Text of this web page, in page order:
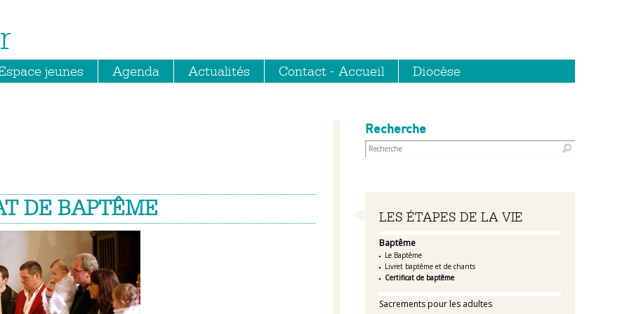
jeunes Agenda Actualités Contact - Accueil Diocèse
Recherche
Navigation
LES ÉTAPES DE LA VIE
Baptême
Le Baptême
Livret baptême et de chants
Certificat de baptême
Sacrements pour les adultes
DE BAPTÊME